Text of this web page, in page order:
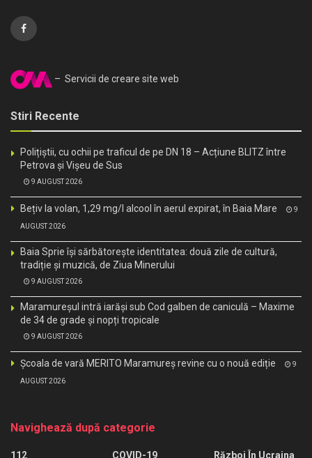
– Servicii de creare site web
Stiri Recente
Polițiștii, cu ochii pe traficul de pe DN 18 – Acțiune BLITZ între
Petrova și Vișeu de Sus
9 AUGUST 2026
Bețiv la volan, 1,29 mg/l alcool în aerul expirat, în Baia Mare 9
AUGUST 2026
Baia Sprie își sărbătorește identitatea: două zile de cultură,
tradiție și muzică, de Ziua Minerului
9 AUGUST 2026
Maramureșul intră iarăși sub Cod galben de caniculă – Maxime
de 34 de grade și nopți tropicale
9 AUGUST 2026
Școala de vară MERITO Maramureș revine cu o nouă ediție 9
AUGUST 2026
Navighează după categorie
112
COVID-19
Război În Ucraina